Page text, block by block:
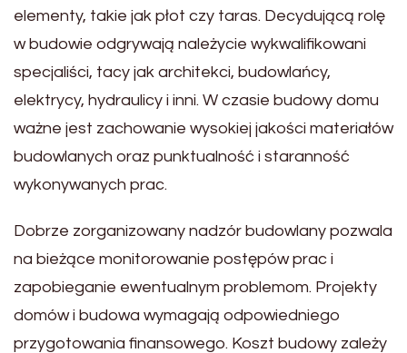
elementy, takie jak płot czy taras. Decydującą rolę
w budowie odgrywają należycie wykwalifikowani
specjaliści, tacy jak architekci, budowlańcy,
elektrycy, hydraulicy i inni. W czasie budowy domu
ważne jest zachowanie wysokiej jakości materiałów
budowlanych oraz punktualność i staranność
wykonywanych prac.
Dobrze zorganizowany nadzór budowlany pozwala
na bieżące monitorowanie postępów prac i
zapobieganie ewentualnym problemom. Projekty
domów i budowa wymagają odpowiedniego
przygotowania finansowego. Koszt budowy zależy